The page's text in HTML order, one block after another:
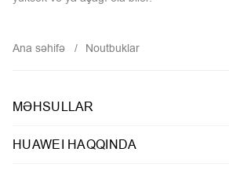
Ana səhifə Noutbuklar
MƏHSULLAR
HUAWEI HAQQINDA